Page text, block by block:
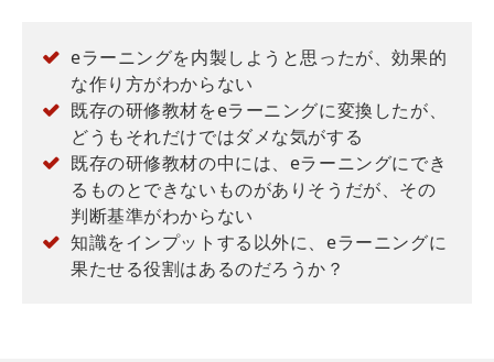
eラーニングを内製しようと思ったが、効果的
な作り方がわからない
既存の研修教材をeラーニングに変換したが、
どうもそれだけではダメな気がする
既存の研修教材の中には、eラーニングにでき
るものとできないものがありそうだが、その
判断基準がわからない
知識をインプットする以外に、eラーニングに
果たせる役割はあるのだろうか？